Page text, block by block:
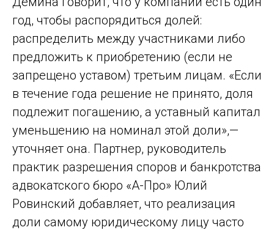
год, чтобы распорядиться долей:
распределить между участниками либо
предложить к приобретению (если не
запрещено уставом) третьим лицам. «Если
в течение года решение не принято, доля
подлежит погашению, а уставный капитал
уменьшению на номинал этой доли»,—
уточняет она. Партнер, руководитель
практик разрешения споров и банкротства
адвокатского бюро «А-Про» Юлий
Ровинский добавляет, что реализация
доли самому юридическому лицу часто